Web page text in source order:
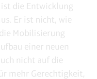
die Entwicklung
Er ist nicht, wie
Mobilisierung
einer neuen
nicht auf die
mehr Gerechtigkeit,